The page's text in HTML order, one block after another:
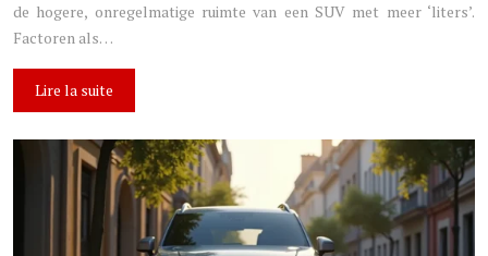
de hogere, onregelmatige ruimte van een SUV met meer ‘liters’.
Factoren als…
Lire la suite